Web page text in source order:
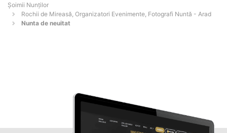
Șoimii Nunților
Rochii de Mireasă, Organizatori Evenimente, Fotografi Nuntă - Arad
Nunta de neuitat